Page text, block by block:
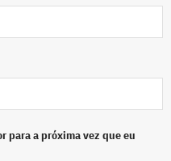
para a próxima vez que eu